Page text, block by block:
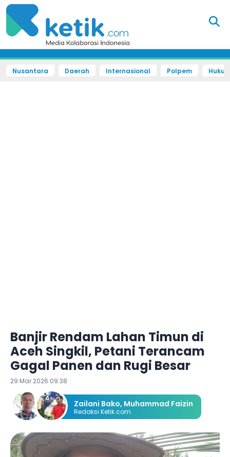
Nusantara Daerah Internasional Polpem
Banjir Rendam Lahan Timun di
Aceh Singkil, Petani Terancam
Gagal Panen dan Rugi Besar
29 Mar 2026 09:38
Zailani Bako, Muhammad Faizin
Redaksi Ketik.com